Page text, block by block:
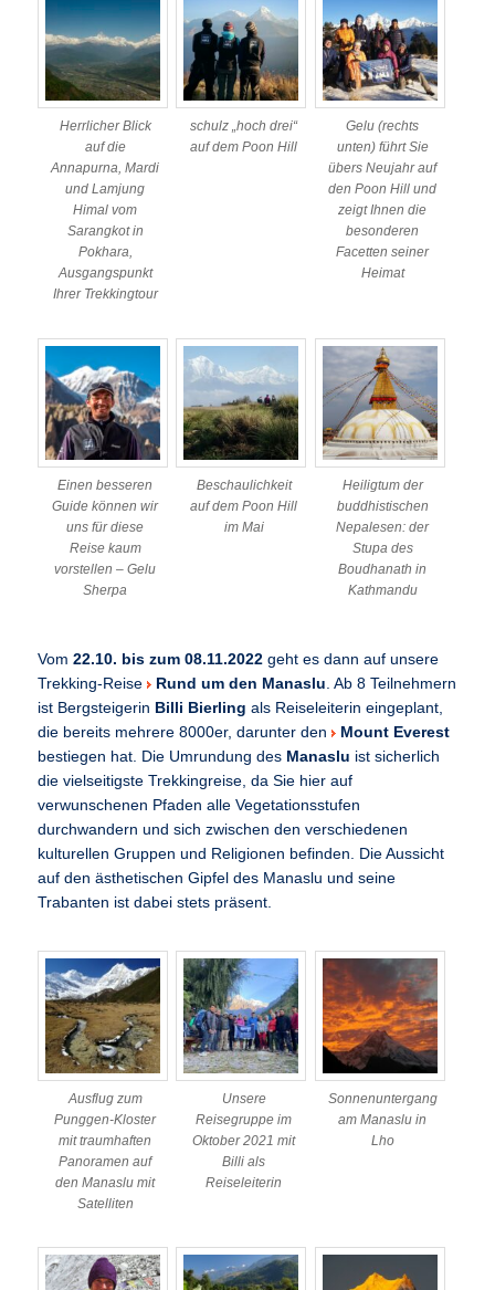
Herrlicher Blick
auf die
Annapurna, Mardi
und Lamjung
Himal vom
Sarangkot in
Pokhara,
Ausgangspunkt
Ihrer Trekkingtour
schulz „hoch drei“
auf dem Poon Hill
Gelu (rechts
unten) führt Sie
übers Neujahr auf
den Poon Hill und
zeigt Ihnen die
besonderen
Facetten seiner
Heimat
Einen besseren
Guide können wir
uns für diese
Reise kaum
vorstellen – Gelu
Sherpa
Beschaulichkeit
auf dem Poon Hill
im Mai
Heiligtum der
buddhistischen
Nepalesen: der
Stupa des
Boudhanath in
Kathmandu
Vom 22.10. bis zum 08.11.2022 geht es dann auf unsere
Trekking-Reise
Rund um den Manaslu . Ab 8 Teilnehmern
ist Bergsteigerin Billi Bierling als Reiseleiterin eingeplant,
die bereits mehrere 8000er, darunter den
Mount Everest
bestiegen hat. Die Umrundung des Manaslu ist sicherlich
die vielseitigste Trekkingreise, da Sie hier auf
verwunschenen Pfaden alle Vegetationsstufen
durchwandern und sich zwischen den verschiedenen
kulturellen Gruppen und Religionen befinden. Die Aussicht
auf den ästhetischen Gipfel des Manaslu und seine
Trabanten ist dabei stets präsent.
Ausflug zum
Punggen-Kloster
mit traumhaften
Panoramen auf
den Manaslu mit
Satelliten
Unsere
Reisegruppe im
Oktober 2021 mit
Billi als
Reiseleiterin
Sonnenuntergang
am Manaslu in
Lho